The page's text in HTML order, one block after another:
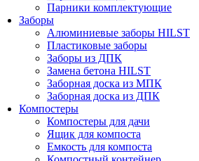
Парники комплектующие
Заборы
Алюминиевые заборы HILST
Пластиковые заборы
Заборы из ДПК
Замена бетона HILST
Заборная доска из МПК
Заборная доска из ДПК
Компостеры
Компостеры для дачи
Ящик для компоста
Емкость для компоста